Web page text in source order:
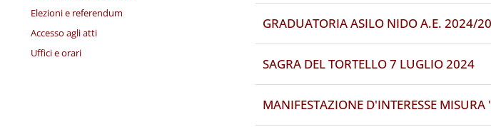
GRADUATORIA ASILO NIDO A.E. 2024/
SAGRA DEL TORTELLO 7 LUGLIO 2024
MANIFESTAZIONE D'INTERESSE
Elezioni e referendum
Accesso agli atti
Uffici e orari